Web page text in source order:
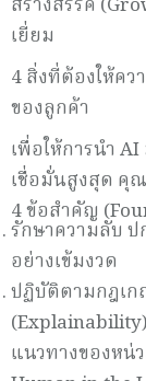
สร้างสรรค์
เยี่ยม
4 สิ่งที่ต้องให้ค
ของลูกค้า
เพื่อให้การนำ
เชื่อมั่นสูงสุด คุ
4 ข้อสำคัญ
รักษาความลับ
อย่างเข้มงวด
ปฏิบัติตามกฎเก
แนวทางของหน่